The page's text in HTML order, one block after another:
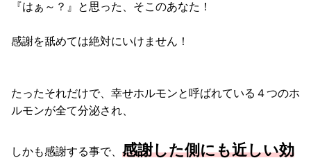
『はぁ～？』と思った、そこのあなた！
感謝を舐めては絶対にいけません！
たったそれだけで、幸せホルモンと呼ばれている４つのホ
ルモンが全て分泌され、
しかも感謝する事で、 感謝した側にも近しい効